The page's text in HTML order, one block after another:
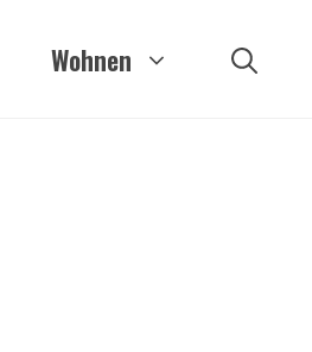
Wohnen